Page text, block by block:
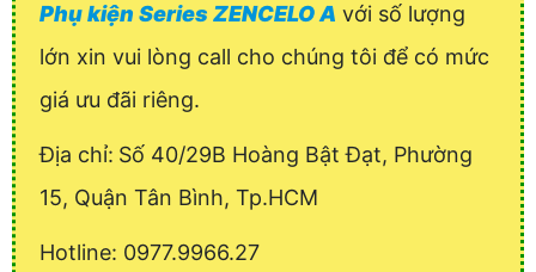
Phụ kiện Series ZENCELO A với số lượng
lớn xin vui lòng call cho chúng tôi để có mức
giá ưu đãi riêng.
Địa chỉ: Số 40/29B Hoàng Bật Đạt, Phường
15, Quận Tân Bình, Tp.HCM
Hotline: 0977.9966.27